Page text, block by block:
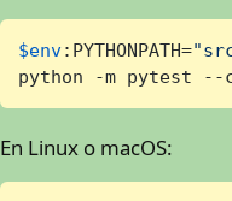
$env:PYTHONPATH=
python -m pytest --
En Linux o macOS: